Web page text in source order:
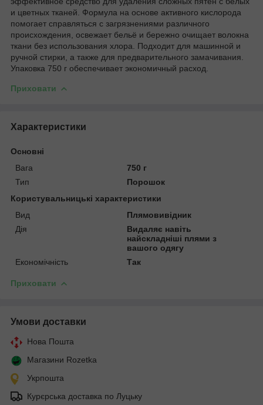
и цветных тканей. Формула на основе активного кислорода
помогает справляться с загрязнениями различного
происхождения, освежает бельё и бережно очищает волокна
ткани без использования хлора. Подходит для машинной и
ручной стирки, а также для предварительного замачивания.
Упаковка 750 г обеспечивает экономичный расход.
Приховати
Характеристики
Основні
Вага
750 г
Тип
Порошок
Користувальницькі характеристики
Вид
Плямовивідник
Дія
Видаляє навіть
найскладніші плями з
вашого одягу
Економічність
Так
Приховати
Умови доставки
Нова Пошта
Магазини Rozetka
Укрпошта
Курєрська доставка по Луцьку